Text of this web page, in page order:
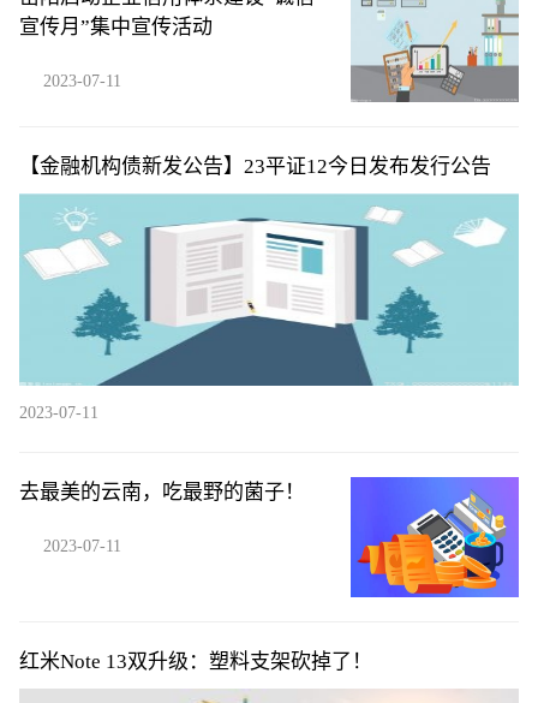
宣传月”集中宣传活动
2023-07-11
【金融机构债新发公告】23平证12今日发布发行公告
2023-07-11
去最美的云南，吃最野的菌子！
2023-07-11
红米Note 13双升级：塑料支架砍掉了！